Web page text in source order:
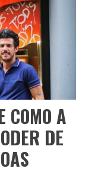
COMO A
DE